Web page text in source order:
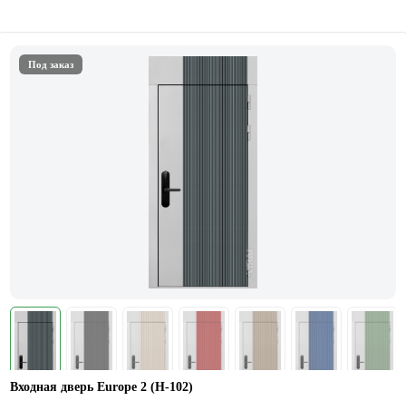
Под заказ
Входная дверь Europe 2 (Н-102)